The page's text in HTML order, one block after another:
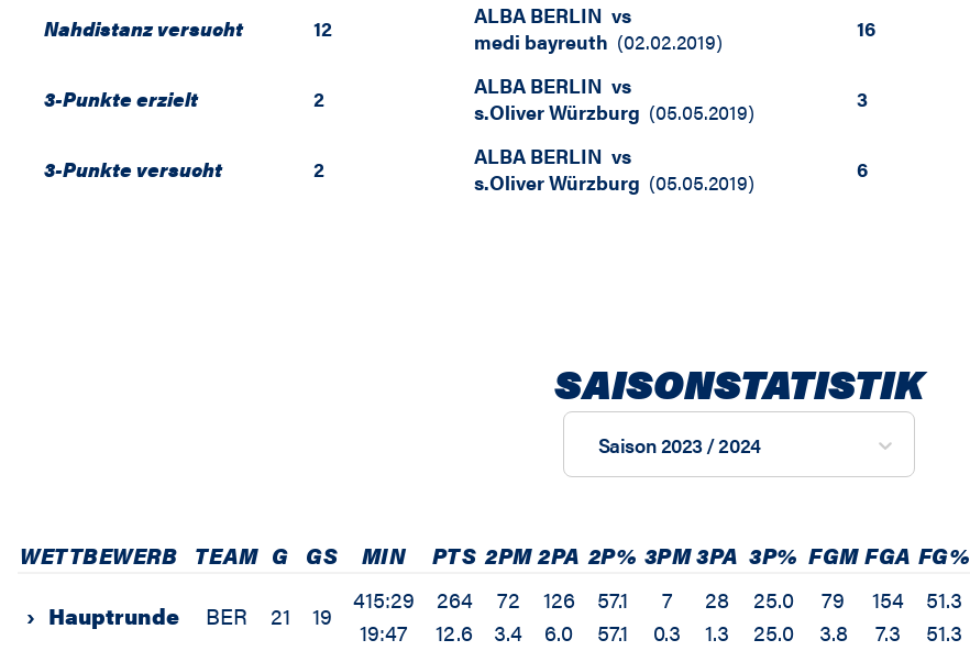
Nahdistanz versucht 12 ALBA BERLIN vs
medi bayreuth (02.02.2019) 16
3-Punkte erzielt 2 ALBA BERLIN vs
s.Oliver Würzburg (05.05.2019) 3
3-Punkte versucht 2 ALBA BERLIN vs
s.Oliver Würzburg (05.05.2019) 6
SAISONSTATISTIK
Saison 2023 / 2024
WETTBEWERB TEAM G GS MIN PTS 2PM2PA 2P% 3PM3PA 3P% FGMFGA FG%
› Hauptrunde BER 21 19
415:29
19:47
264
12.6
72
3.4
126
6.0
57.1
57.1
7
0.3
28
1.3
25.0
25.0
79
3.8
154
7.3
51.3
51.3